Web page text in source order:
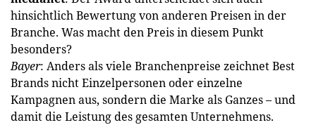
hinsichtlich Bewertung von anderen Preisen in der
Branche. Was macht den Preis in diesem Punkt
besonders?
Bayer: Anders als viele Branchenpreise zeichnet Best
Brands nicht Einzelpersonen oder einzelne
Kampagnen aus, sondern die Marke als Ganzes – und
damit die Leistung des gesamten Unternehmens.